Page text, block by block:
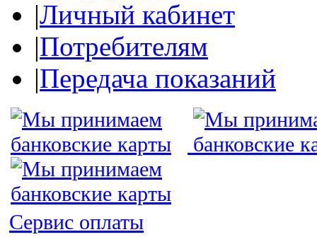
|Личный кабинет
|Потребителям
|Передача показаний
Сервис оплаты